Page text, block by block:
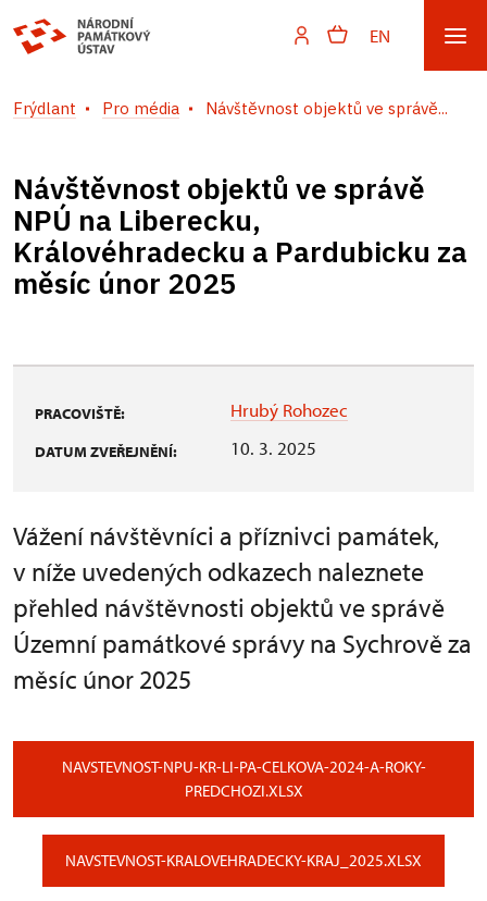
EN
Frýdlant Pro média Návštěvnost objektů ve správě...
Návštěvnost objektů ve správě
NPÚ na Liberecku,
Královéhradecku a Pardubicku za
měsíc únor 2025
PRACOVIŠTĚ: Hrubý Rohozec
DATUM ZVEŘEJNĚNÍ: 10. 3. 2025
Vážení návštěvníci a příznivci památek,
v níže uvedených odkazech naleznete
přehled návštěvnosti objektů ve správě
Územní památkové správy na Sychrově za
měsíc únor 2025
NAVSTEVNOST-NPU-KR-LI-PA-CELKOVA-2024-A-ROKY-
PREDCHOZI.XLSX
NAVSTEVNOST-KRALOVEHRADECKY-KRAJ_2025.XLSX